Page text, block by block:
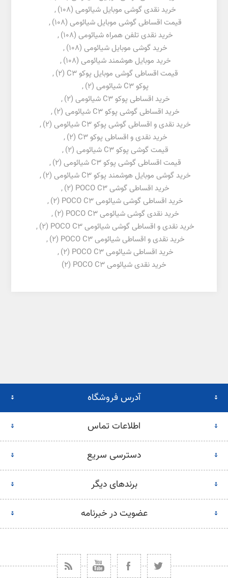
خرید نقدی گوشی موبایل شیائومی (108)
,
قیمت اقساطی گوشی موبایل شیائومی (108)
,
خرید نقدی تلفن همراه شیائومی (108)
,
خرید گوشی موبایل شیائومی (108)
,
خرید موبایل هوشمند شیائومی (108)
,
قیمت اقساطی گوشی موبایل پوکو C3
(2)
,
پوکو C3 شیائومی
(2)
,
خرید اقساطی پوکو C3 شیائومی
(2)
,
خرید اقساطی گوشی پوکو C3 شیائومی
(2)
,
خرید نقدی و اقساطی گوشی پوکو C3 شیائومی
(2)
,
خرید نقدی و اقساطی پوکو C3
(2)
,
قیمت گوشی پوکو C3 شیائومی
(2)
,
قیمت اقساطی گوشی پوکو C3 شیائومی
(2)
,
خرید گوشی موبایل هوشمند پوکو C3 شیائومی
(2)
,
خرید اقساطی گوشی POCO C3
(2)
,
خرید اقساطی گوشی شیائومی POCO C3
(2)
,
خرید نقدی گوشی شیائومی POCO C3
(2)
,
خرید نقدی و اقساطی گوشی شیائومی POCO C3
(2)
,
خرید نقدی و اقساطی شیائومی POCO C3
(2)
,
خرید اقساطی شیائومی POCO C3
(2)
,
خرید نقدی شیائومی POCO C3
(2)
آدرس فروشگاه
اطلاعات تماس
دسترسی سریع
برندهای دیگر
عضویت در خبرنامه